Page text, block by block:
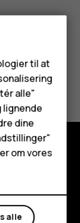
til at
alle"
lignende
dine
om vores
alle